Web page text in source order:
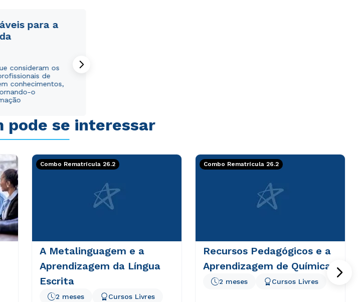
para a
consideram os
de
conhecimentos,
o
pode se interessar
Combo Rematrícula 26.2
A Metalinguagem e a
Aprendizagem da Língua
Escrita
2 meses Cursos Livres
Combo Rematrícula 26.2
Recursos Pedagógicos e a
Aprendizagem de Química
2 meses Cursos Livres
ou
aPolítica de Privacidade.e
sejam utilizados para o
Cruzeiro do Sul.
ou
aPolítica de Privacidade.e
sejam utilizados para o
Cruzeiro do Sul.